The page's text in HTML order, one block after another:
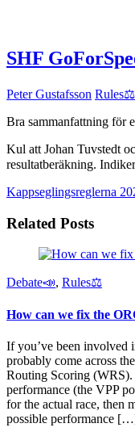
SHF
Peter Gustafsson Rules⚖️
Bra sammanfattning för
Kul att Johan Tuvstedt
resultatberäkning.
Kappseglingsreglerna
Related Posts
Debate📣, Rules⚖️
How can we fix the
If you’ve been involved
probably come across
Routing Scoring (WRS).
performance (the VPP
for the actual race, then
possible performance